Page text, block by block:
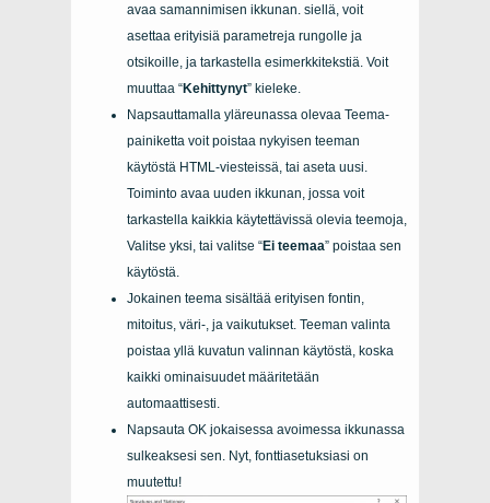
avaa samannimisen ikkunan. siellä, voit
asettaa erityisiä parametreja rungolle ja
otsikoille, ja tarkastella esimerkkitekstiä. Voit
muuttaa “Kehittynyt” kieleke.
Napsauttamalla yläreunassa olevaa Teema-
painiketta voit poistaa nykyisen teeman
käytöstä HTML-viesteissä, tai aseta uusi.
Toiminto avaa uuden ikkunan, jossa voit
tarkastella kaikkia käytettävissä olevia teemoja,
Valitse yksi, tai valitse “Ei teemaa” poistaa sen
käytöstä.
Jokainen teema sisältää erityisen fontin,
mitoitus, väri-, ja vaikutukset. Teeman valinta
poistaa yllä kuvatun valinnan käytöstä, koska
kaikki ominaisuudet määritetään
automaattisesti.
Napsauta OK jokaisessa avoimessa ikkunassa
sulkeaksesi sen. Nyt, fonttiasetuksiasi on
muutettu!